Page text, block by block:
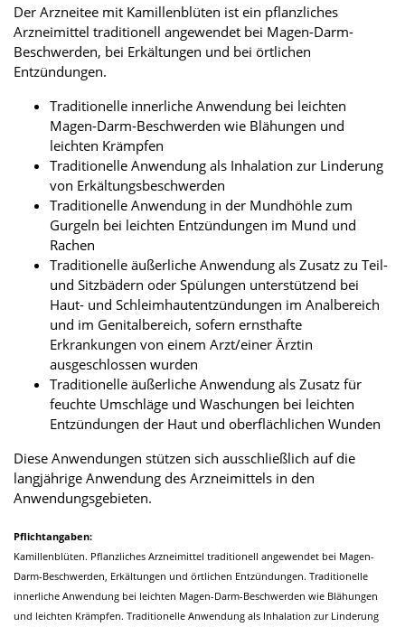
Der Arzneitee mit Kamillenblüten ist ein pflanzliches
Arzneimittel traditionell angewendet bei Magen-Darm-
Beschwerden, bei Erkältungen und bei örtlichen
Entzündungen.
Traditionelle innerliche Anwendung bei leichten
Magen-Darm-Beschwerden wie Blähungen und
leichten Krämpfen
Traditionelle Anwendung als Inhalation zur Linderung
von Erkältungsbeschwerden
Traditionelle Anwendung in der Mundhöhle zum
Gurgeln bei leichten Entzündungen im Mund und
Rachen
Traditionelle äußerliche Anwendung als Zusatz zu Teil-
und Sitzbädern oder Spülungen unterstützend bei
Haut- und Schleimhautentzündungen im Analbereich
und im Genitalbereich, sofern ernsthafte
Erkrankungen von einem Arzt/einer Ärztin
ausgeschlossen wurden
Traditionelle äußerliche Anwendung als Zusatz für
feuchte Umschläge und Waschungen bei leichten
Entzündungen der Haut und oberflächlichen Wunden
Diese Anwendungen stützen sich ausschließlich auf die
langjährige Anwendung des Arzneimittels in den
Anwendungsgebieten.
Pflichtangaben:
Kamillenblüten. Pflanzliches Arzneimittel traditionell angewendet bei Magen-
Darm-Beschwerden, Erkältungen und örtlichen Entzündungen. Traditionelle
innerliche Anwendung bei leichten Magen-Darm-Beschwerden wie Blähungen
und leichten Krämpfen. Traditionelle Anwendung als Inhalation zur Linderung